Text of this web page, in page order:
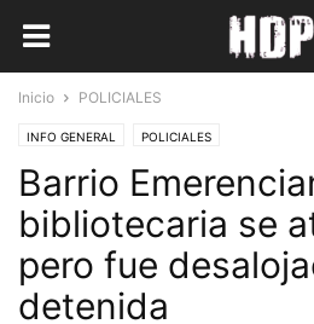
Inicio POLICIALES
INFO GENERAL POLICIALES
Barrio
bibliotecaria se
pero fue
detenida